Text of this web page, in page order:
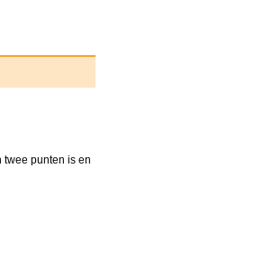
twee punten is en